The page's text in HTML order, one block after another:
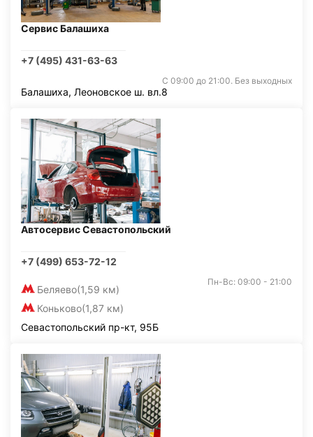
Сервис Балашиха
+7 (495) 431-63-63
С 09:00 до 21:00. Без выходных
Балашиха, Леоновское ш. вл.8
Автосервис Севастопольский
+7 (499) 653-72-12
Беляево(1,59 км)
Коньково(1,87 км)
Пн-Вс: 09:00 - 21:00
Севастопольский пр-кт, 95Б